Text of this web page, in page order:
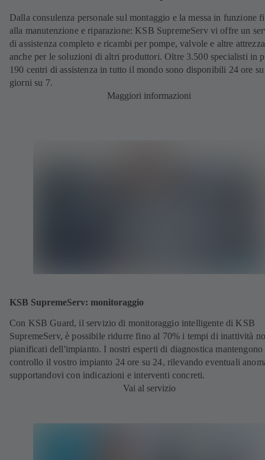
Dalla consulenza personale sul montaggio e la messa in funzione
alla manutenzione e riparazione: KSB SupremeServ vi offre un
di assistenza completo e ricambi per pompe, valvole e altre
anche per le soluzioni di altri produttori. Oltre 3.500 specialisti in
190 centri di assistenza in tutto il mondo sono disponibili 24 ore
giorni su 7.
Maggiori informazioni
KSB SupremeServ: monitoraggio
Con KSB Guard, il servizio di monitoraggio intelligente di KSB
SupremeServ, è possibile ridurre fino al 70% i tempi di inattività
pianificati dell'impianto. I nostri esperti di diagnostica mantengono
controllo il vostro impianto 24 ore su 24, rilevando eventuali
supportandovi con indicazioni e interventi concreti.
Vai al servizio